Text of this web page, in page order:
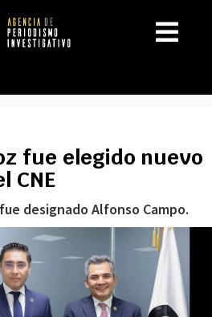
fue elegido nuevo
CNE
designado Alfonso Campo.